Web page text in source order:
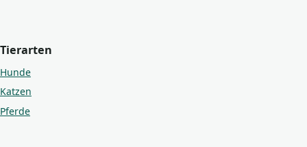
Tierarten
Hunde
Katzen
Pferde